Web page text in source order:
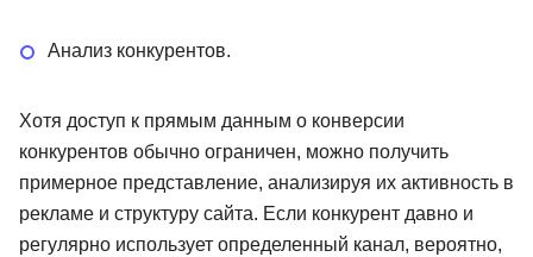
Анализ конкурентов.
Хотя доступ к прямым данным о конверсии
конкурентов обычно ограничен, можно получить
примерное представление, анализируя их активность в
рекламе и структуру сайта. Если конкурент давно и
регулярно использует определенный канал, вероятно,